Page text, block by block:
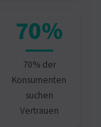
70%
70% der
Konsumenten
suchen
Vertrauen